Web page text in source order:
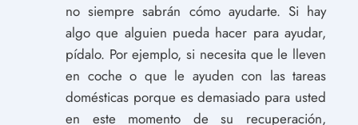
no siempre sabrán cómo ayudarte. Si hay
algo que alguien pueda hacer para ayudar,
pídalo. Por ejemplo, si necesita que le lleven
en coche o que le ayuden con las tareas
domésticas porque es demasiado para usted
en este momento de su recuperación,